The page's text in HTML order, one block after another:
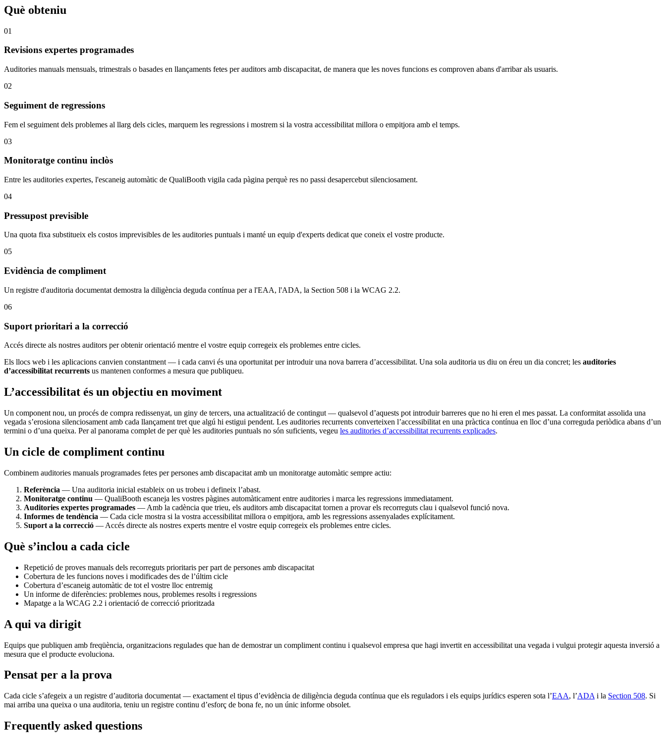
Què obteniu
01
Revisions expertes programades
Auditories manuals mensuals, trimestrals o basades en llançaments fetes per auditors amb discapacitat, de manera que les noves funcions es comproven abans d'arribar als usuaris.
02
Seguiment de regressions
Fem el seguiment dels problemes al llarg dels cicles, marquem les regressions i mostrem si la vostra accessibilitat millora o empitjora amb el temps.
03
Monitoratge continu inclòs
Entre les auditories expertes, l'escaneig automàtic de QualiBooth vigila cada pàgina perquè res no passi desapercebut silenciosament.
04
Pressupost previsible
Una quota fixa substitueix els costos imprevisibles de les auditories puntuals i manté un equip d'experts dedicat que coneix el vostre producte.
05
Evidència de compliment
Un registre d'auditoria documentat demostra la diligència deguda contínua per a l'EAA, l'ADA, la Section 508 i la WCAG 2.2.
06
Suport prioritari a la correcció
Accés directe als nostres auditors per obtenir orientació mentre el vostre equip corregeix els problemes entre cicles.
Els llocs web i les aplicacions canvien constantment — i cada canvi és una oportunitat per introduir una nova barrera d’accessibilitat. Una sola auditoria us diu on éreu un dia concret; les auditories
d’accessibilitat recurrents us mantenen conformes a mesura que publiqueu.
L’accessibilitat és un objectiu en moviment
Un component nou, un procés de compra redissenyat, un giny de tercers, una actualització de contingut — qualsevol d’aquests pot introduir barreres que no hi eren el mes passat. La conformitat assolida una
vegada s’erosiona silenciosament amb cada llançament tret que algú hi estigui pendent. Les auditories recurrents converteixen l’accessibilitat en una pràctica contínua en lloc d’una correguda periòdica abans d’un
termini o d’una queixa. Per al panorama complet de per què les auditories puntuals no són suficients, vegeu les auditories d’accessibilitat recurrents explicades.
Un cicle de compliment continu
Combinem auditories manuals programades fetes per persones amb discapacitat amb un monitoratge automàtic sempre actiu:
Referència — Una auditoria inicial estableix on us trobeu i defineix l’abast.
Monitoratge continu — QualiBooth escaneja les vostres pàgines automàticament entre auditories i marca les regressions immediatament.
Auditories expertes programades — Amb la cadència que trieu, els auditors amb discapacitat tornen a provar els recorreguts clau i qualsevol funció nova.
Informes de tendència — Cada cicle mostra si la vostra accessibilitat millora o empitjora, amb les regressions assenyalades explícitament.
Suport a la correcció — Accés directe als nostres experts mentre el vostre equip corregeix els problemes entre cicles.
Què s’inclou a cada cicle
Repetició de proves manuals dels recorreguts prioritaris per part de persones amb discapacitat
Cobertura de les funcions noves i modificades des de l’últim cicle
Cobertura d’escaneig automàtic de tot el vostre lloc entremig
Un informe de diferències: problemes nous, problemes resolts i regressions
Mapatge a la WCAG 2.2 i orientació de correcció prioritzada
A qui va dirigit
Equips que publiquen amb freqüència, organitzacions regulades que han de demostrar un compliment continu i qualsevol empresa que hagi invertit en accessibilitat una vegada i vulgui protegir aquesta inversió a
mesura que el producte evoluciona.
Pensat per a la prova
Cada cicle s’afegeix a un registre d’auditoria documentat — exactament el tipus d’evidència de diligència deguda contínua que els reguladors i els equips jurídics esperen sota l’EAA, l’ADA i la Section 508. Si
mai arriba una queixa o una auditoria, teniu un registre continu d’esforç de bona fe, no un únic informe obsolet.
Frequently asked questions